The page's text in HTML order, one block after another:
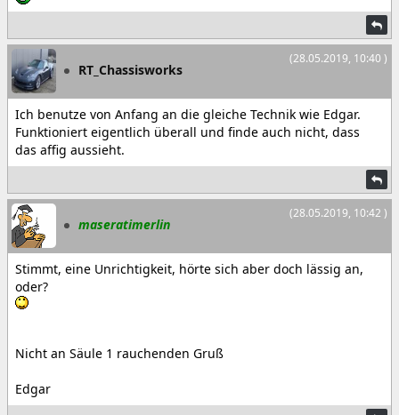
(28.05.2019, 10:40 )
RT_Chassisworks
Ich benutze von Anfang an die gleiche Technik wie Edgar.
Funktioniert eigentlich überall und finde auch nicht, dass
das affig aussieht.
(28.05.2019, 10:42 )
maseratimerlin
Stimmt, eine Unrichtigkeit, hörte sich aber doch lässig an,
oder?
Nicht an Säule 1 rauchenden Gruß
Edgar